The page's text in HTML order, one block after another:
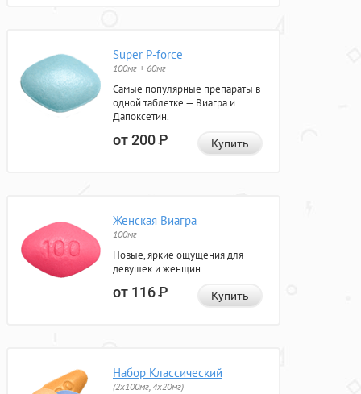
Super P-force
100мг + 60мг
Самые популярные препараты в
одной таблетке — Виагра и
Дапоксетин.
от 200Р Купить
Женская Виагра
100мг
Новые, яркие ощущения для
девушек и женщин.
от 116Р Купить
Набор Классический
(2x100мг, 4x20мг)